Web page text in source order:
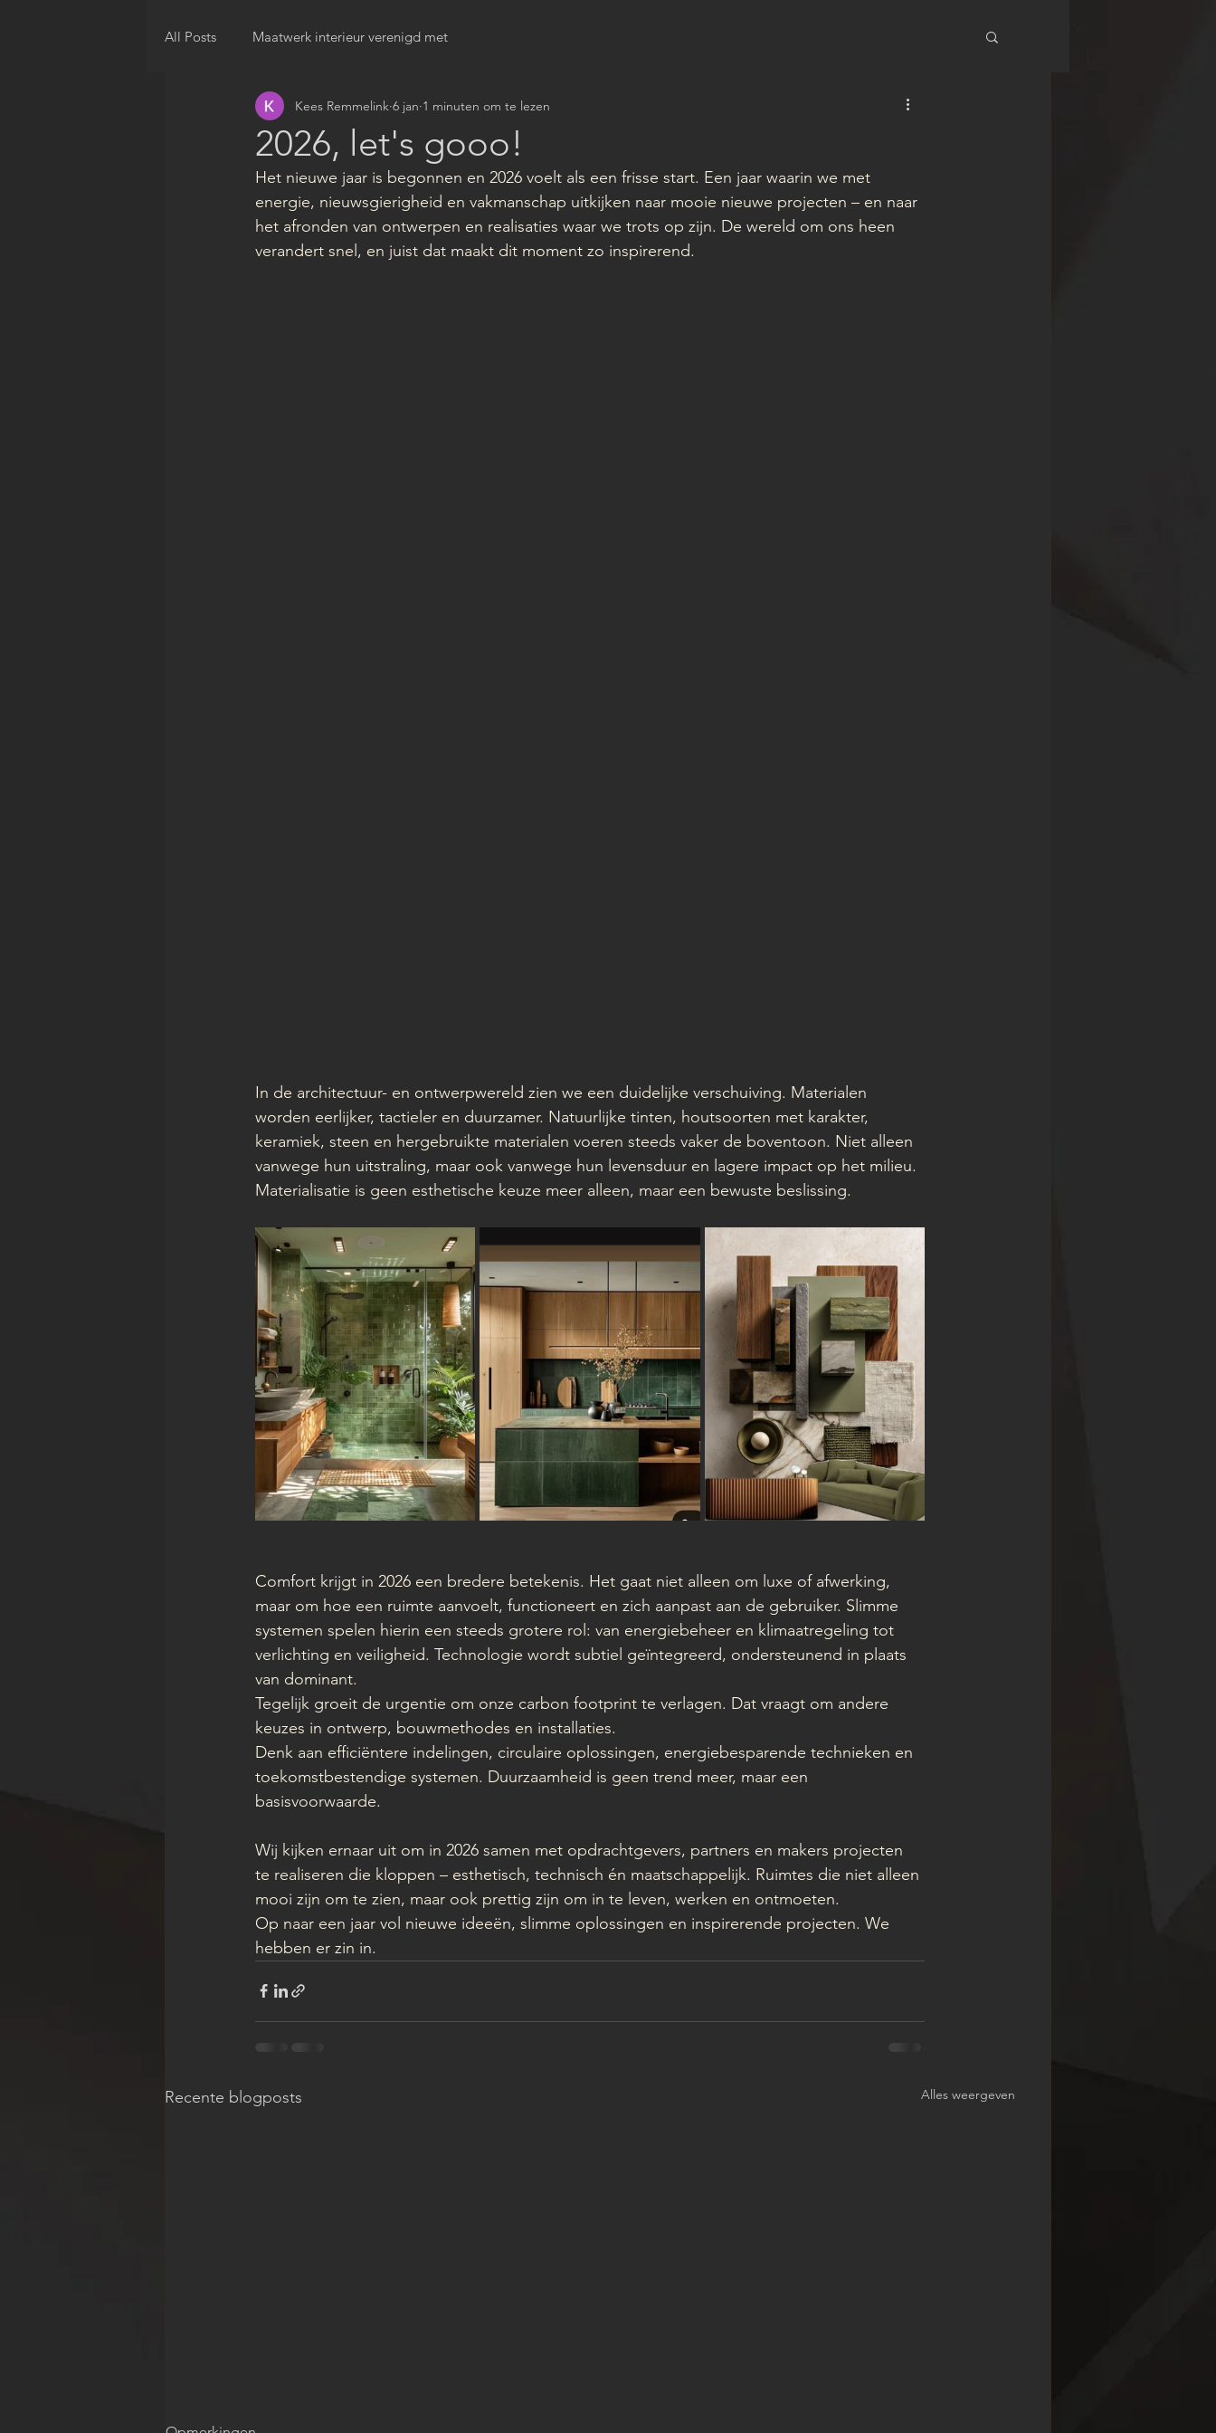
All Posts Maatwerk interieur verenigd met
2026, let's gooo!
Kees Remmelink 6 jan 1 minuten om te lezen
Het nieuwe jaar is begonnen en 2026 voelt als een frisse start. Een jaar waarin we met
energie, nieuwsgierigheid en vakmanschap uitkijken naar mooie nieuwe projecten – en naar
het afronden van ontwerpen en realisaties waar we trots op zijn. De wereld om ons heen
verandert snel, en juist dat maakt dit moment zo inspirerend.
In de architectuur- en ontwerpwereld zien we een duidelijke verschuiving. Materialen
worden eerlijker, tactieler en duurzamer. Natuurlijke tinten, houtsoorten met karakter,
keramiek, steen en hergebruikte materialen voeren steeds vaker de boventoon. Niet alleen
vanwege hun uitstraling, maar ook vanwege hun levensduur en lagere impact op het milieu.
Materialisatie is geen esthetische keuze meer alleen, maar een bewuste beslissing.
Comfort krijgt in 2026 een bredere betekenis. Het gaat niet alleen om luxe of afwerking,
maar om hoe een ruimte aanvoelt, functioneert en zich aanpast aan de gebruiker. Slimme
systemen spelen hierin een steeds grotere rol: van energiebeheer en klimaatregeling tot
verlichting en veiligheid. Technologie wordt subtiel geïntegreerd, ondersteunend in plaats
van dominant.
Tegelijk groeit de urgentie om onze carbon footprint te verlagen. Dat vraagt om andere
keuzes in ontwerp, bouwmethodes en installaties.
Denk aan efficiëntere indelingen, circulaire oplossingen, energiebesparende technieken en
toekomstbestendige systemen. Duurzaamheid is geen trend meer, maar een
basisvoorwaarde.
Wij kijken ernaar uit om in 2026 samen met opdrachtgevers, partners en makers projecten
te realiseren die kloppen – esthetisch, technisch én maatschappelijk. Ruimtes die niet alleen
mooi zijn om te zien, maar ook prettig zijn om in te leven, werken en ontmoeten.
Op naar een jaar vol nieuwe ideeën, slimme oplossingen en inspirerende projecten. We
hebben er zin in.
Recente blogposts Alles weergeven